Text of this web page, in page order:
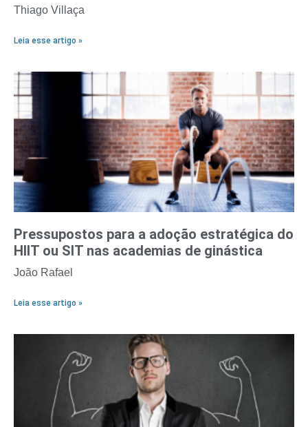
Thiago Villaça
Leia esse artigo »
Pressupostos para a adoção estratégica do
HIIT ou SIT nas academias de ginástica
João Rafael
Leia esse artigo »